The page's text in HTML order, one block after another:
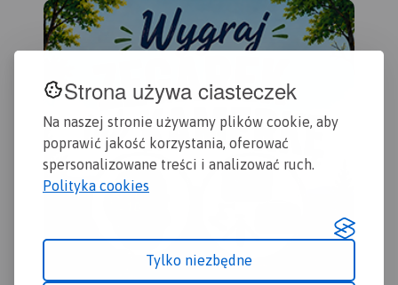
Strona używa ciasteczek
Na naszej stronie używamy plików cookie, aby
poprawić jakość korzystania, oferować
spersonalizowane treści i analizować ruch.
Polityka cookies
Tylko niezbędne
oraz główne szlaki
rowerowe. Kolorem żółtym
wyróżniono miejsca i
odwiedzenia.